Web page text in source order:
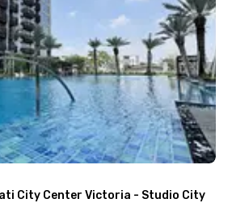
City Center Victoria - Studio City